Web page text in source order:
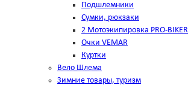
Подшлемники
Сумки, рюкзаки
2 Мотоэкипировка PRO-BIKER
Очки VEMAR
Куртки
Вело Шлема
Зимние товары, туризм